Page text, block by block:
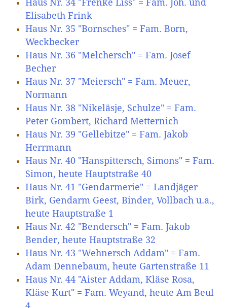
Haus Nr. 34 "Frenke Liss" = Fam. Joh. und
Elisabeth Frink
Haus Nr. 35 "Bornsches" = Fam. Born,
Weckbecker
Haus Nr. 36 "Melchersch" = Fam. Josef
Becher
Haus Nr. 37 "Meiersch" = Fam. Meuer,
Normann
Haus Nr. 38 "Nikeläsje, Schulze" = Fam.
Peter Gombert, Richard Metternich
Haus Nr. 39 "Gellebitze" = Fam. Jakob
Herrmann
Haus Nr. 40 "Hanspittersch, Simons" = Fam.
Simon, heute Hauptstraße 40
Haus Nr. 41 "Gendarmerie" = Landjäger
Birk, Gendarm Geest, Binder, Vollbach u.a.,
heute Hauptstraße 1
Haus Nr. 42 "Bendersch" = Fam. Jakob
Bender, heute Hauptstraße 32
Haus Nr. 43 "Wehnersch Addam" = Fam.
Adam Dennebaum, heute Gartenstraße 11
Haus Nr. 44 "Aister Addam, Kläse Rosa,
Kläse Kurt" = Fam. Weyand, heute Am Beul
4